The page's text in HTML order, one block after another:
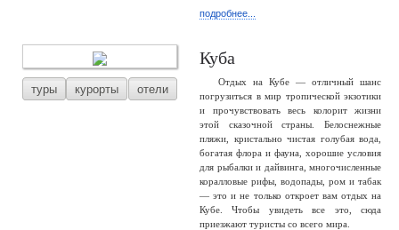
подробнее...
туры курорты отели
Куба
Отдых на Кубе — отличный шанс
погрузиться в мир тропической экзотики
и прочувствовать весь колорит жизни
этой сказочной страны. Белоснежные
пляжи, кристально чистая голубая вода,
богатая флора и фауна, хорошие условия
для рыбалки и дайвинга, многочисленные
коралловые рифы, водопады, ром и табак
— это и не только откроет вам отдых на
Кубе. Чтобы увидеть все это, сюда
приезжают туристы со всего мира.